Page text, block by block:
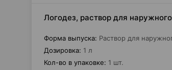
Логодез, раствор для
Форма выпуска: Раствор для
Дозировка: 1 л
Кол-во в упаковке: 1 шт.